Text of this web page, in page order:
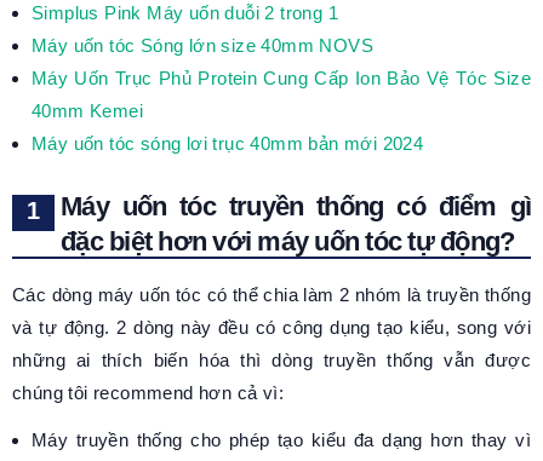
Simplus Pink Máy uốn duỗi 2 trong 1
Máy uốn tóc Sóng lớn size 40mm NOVS
Máy Uốn Trục Phủ Protein Cung Cấp Ion Bảo Vệ Tóc Size
40mm Kemei
Máy uốn tóc sóng lơi trục 40mm bản mới 2024
Máy uốn tóc truyền thống có điểm gì
đặc biệt hơn với máy uốn tóc tự động?
Các dòng máy uốn tóc có thể chia làm 2 nhóm là truyền thống
và tự động. 2 dòng này đều có công dụng tạo kiểu, song với
những ai thích biến hóa thì dòng truyền thống vẫn được
chúng tôi recommend hơn cả vì:
Máy truyền thống cho phép tạo kiểu đa dạng hơn thay vì